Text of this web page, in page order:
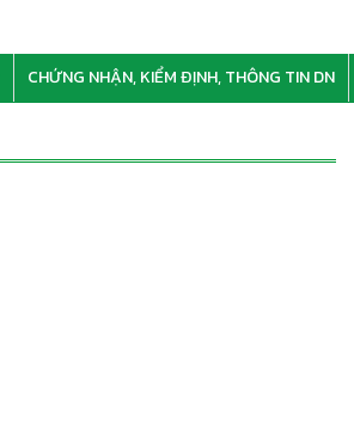
CHỨNG NHẬN, KIỂM ĐỊNH, THÔNG TIN DN